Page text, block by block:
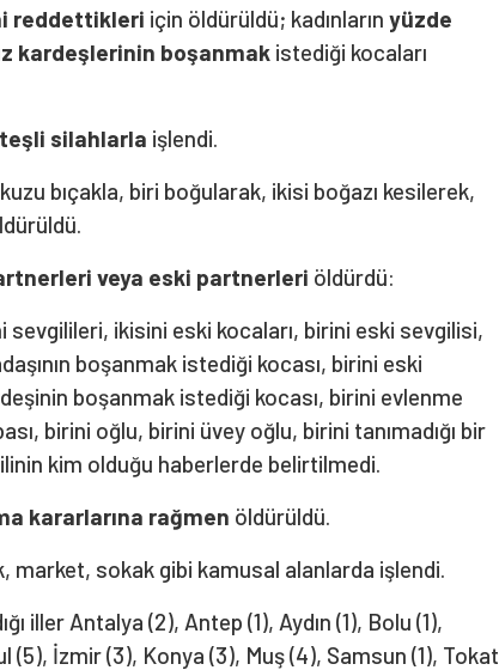
reddettikleri için öldürüldü; kadınların yüzde
kardeşlerinin boşanmak istediği kocaları
silahlarla işlendi.
bıçakla, biri boğularak, ikisi boğazı kesilerek,
veya eski partnerleri öldürdü:
sevgilileri, ikisini eski kocaları, birini eski sevgilisi,
boşanmak istediği kocası, birini eski
boşanmak istediği kocası, birini evlenme
birini oğlu, birini üvey oğlu, birini tanımadığı bir
kim olduğu haberlerde belirtilmedi.
kararlarına rağmen öldürüldü.
market, sokak gibi kamusal alanlarda işlendi.
iller Antalya (2), Antep (1), Aydın (1), Bolu (1),
(5), İzmir (3), Konya (3), Muş (4), Samsun (1), Tokat